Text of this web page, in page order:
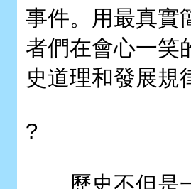
事件。用最真實
者們在會心一笑
史道理和發展規
?